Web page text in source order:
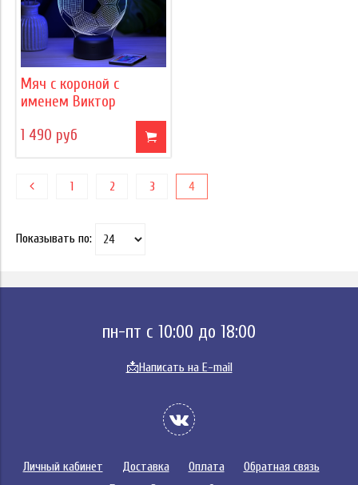
Мяч с короной с
именем Виктор
1 490 руб
1 2 3 4
Показывать по:
пн-пт с 10:00 до 18:00
📩Написать на E-mail
Личный кабинет Доставка Оплата
Обратная связь